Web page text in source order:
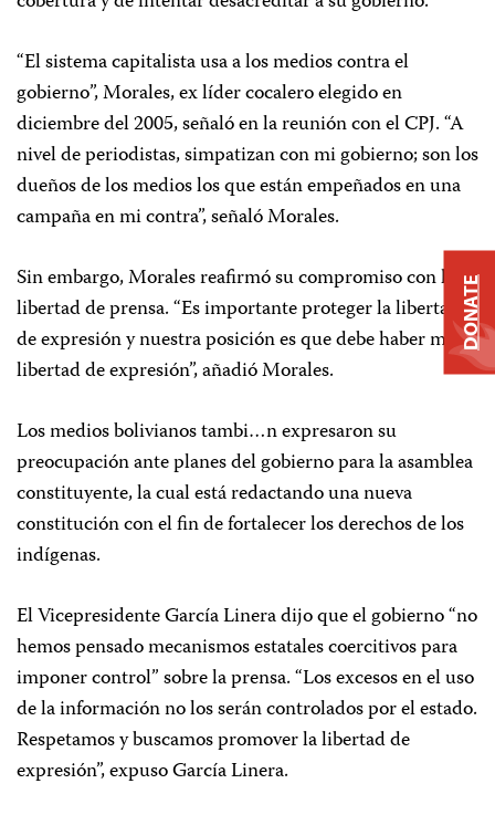
“El sistema capitalista usa a los medios contra el
gobierno”, Morales, ex líder cocalero elegido en
diciembre del 2005, señaló en la reunión con el CPJ. “A
nivel de periodistas, simpatizan con mi gobierno; son los
dueños de los medios los que están empeñados en una
campaña en mi contra”, señaló Morales.
Sin embargo, Morales reafirmó su compromiso con la
libertad de prensa. “Es importante proteger la libertad
de expresión y nuestra posición es que debe haber más
libertad de expresión”, añadió Morales.
Los medios bolivianos tambi…n expresaron su
preocupación ante planes del gobierno para la asamblea
constituyente, la cual está redactando una nueva
constitución con el fin de fortalecer los derechos de los
indígenas.
El Vicepresidente García Linera dijo que el gobierno “no
hemos pensado mecanismos estatales coercitivos para
imponer control” sobre la prensa. “Los excesos en el uso
de la información no los serán controlados por el estado.
Respetamos y buscamos promover la libertad de
expresión”, expuso García Linera.
DONATE